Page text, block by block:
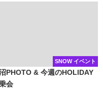
SNOW イベント
PHOTO & 今週のHOLIDAY
会